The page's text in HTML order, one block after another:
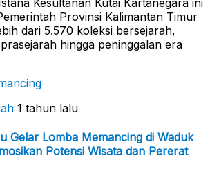
Kesultanan Kutai Kartanegara ini
Provinsi Kalimantan Timur
dari 5.570 koleksi bersejarah,
hingga peninggalan era
1 tahun lalu
Gelar Lomba Memancing di Waduk
Potensi Wisata dan Pererat